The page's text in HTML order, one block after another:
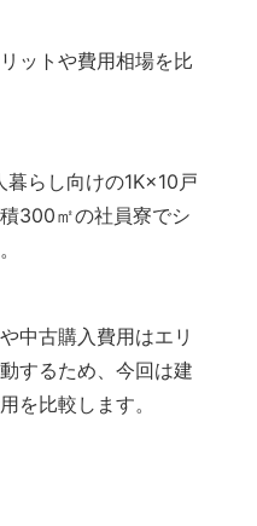
ットや費用相場を比
暮らし向けの1K×10戸
300㎡の社員寮でシ
中古購入費用はエリ
するため、今回は建
を比較します。